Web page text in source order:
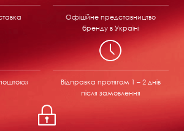
Офіційне представництво
бренду в Україні
Відправка протягом 1 – 2 днів
після замовлення